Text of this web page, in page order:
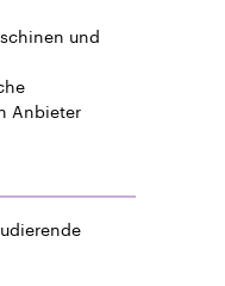
und
Anbieter